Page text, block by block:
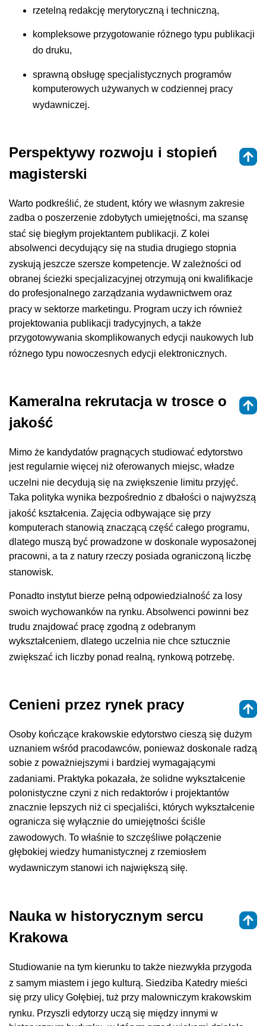
rzetelną redakcję merytoryczną i techniczną,
kompleksowe przygotowanie różnego typu publikacji
do druku,
sprawną obsługę specjalistycznych programów
komputerowych używanych w codziennej pracy
wydawniczej.
Perspektywy rozwoju i stopień
magisterski
Warto podkreślić, że student, który we własnym zakresie
zadba o poszerzenie zdobytych umiejętności, ma szansę
stać się biegłym projektantem publikacji. Z kolei
absolwenci decydujący się na studia drugiego stopnia
zyskują jeszcze szersze kompetencje. W zależności od
obranej ścieżki specjalizacyjnej otrzymują oni kwalifikacje
do profesjonalnego zarządzania wydawnictwem oraz
pracy w sektorze marketingu. Program uczy ich również
projektowania publikacji tradycyjnych, a także
przygotowywania skomplikowanych edycji naukowych lub
różnego typu nowoczesnych edycji elektronicznych.
Kameralna rekrutacja w trosce o
jakość
Mimo że kandydatów pragnących studiować edytorstwo
jest regularnie więcej niż oferowanych miejsc, władze
uczelni nie decydują się na zwiększenie limitu przyjęć.
Taka polityka wynika bezpośrednio z dbałości o najwyższą
jakość kształcenia. Zajęcia odbywające się przy
komputerach stanowią znaczącą część całego programu,
dlatego muszą być prowadzone w doskonale wyposażonej
pracowni, a ta z natury rzeczy posiada ograniczoną liczbę
stanowisk.
Ponadto instytut bierze pełną odpowiedzialność za losy
swoich wychowanków na rynku. Absolwenci powinni bez
trudu znajdować pracę zgodną z odebranym
wykształceniem, dlatego uczelnia nie chce sztucznie
zwiększać ich liczby ponad realną, rynkową potrzebę.
Cenieni przez rynek pracy
Osoby kończące krakowskie edytorstwo cieszą się dużym
uznaniem wśród pracodawców, ponieważ doskonale radzą
sobie z poważniejszymi i bardziej wymagającymi
zadaniami. Praktyka pokazała, że solidne wykształcenie
polonistyczne czyni z nich redaktorów i projektantów
znacznie lepszych niż ci specjaliści, których wykształcenie
ogranicza się wyłącznie do umiejętności ściśle
zawodowych. To właśnie to szczęśliwe połączenie
głębokiej wiedzy humanistycznej z rzemiosłem
wydawniczym stanowi ich największą siłę.
Nauka w historycznym sercu
Krakowa
Studiowanie na tym kierunku to także niezwykła przygoda
z samym miastem i jego kulturą. Siedziba Katedry mieści
się przy ulicy Gołębiej, tuż przy malowniczym krakowskim
rynku. Przyszli edytorzy uczą się między innymi w